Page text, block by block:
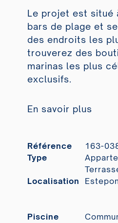
Le projet est situé
bars de plage et
des endroits les
trouverez des
marinas les plus
exclusifs.
En savoir plus
Référence
163-
Type
Localisation
Piscine